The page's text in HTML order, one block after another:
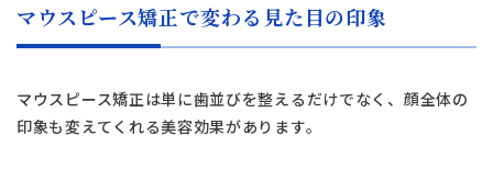
マウスピース矯正で変わる見た目の印象
マウスピース矯正は単に歯並びを整えるだけでなく、顔全体の
印象も変えてくれる美容効果があります。